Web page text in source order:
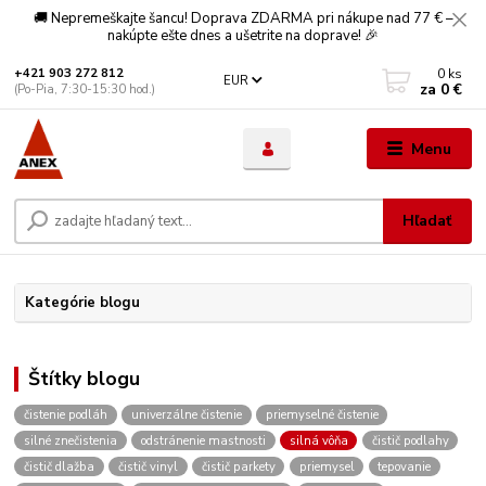
🚚 Nepremeškajte šancu! Doprava ZDARMA pri nákupe nad 77 € –
nakúpte ešte dnes a ušetrite na doprave! 🎉
Menu
EUR
Hľadať
+421 903 272 812
(Po-Pia, 7:30-15:30 hod.)
0 ks
za 0 €
Kategórie blogu
Štítky blogu
čistenie podláh univerzálne čistenie
priemyselné čistenie
silné znečistenia
odstránenie mastnosti silná vôňa
čistič podlahy
čistič dlažba
čistič vinyl čistič parkety priemysel
tepovanie